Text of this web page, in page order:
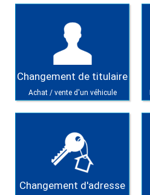
Changement de titulaire
Achat / vente d'un véhicule
Changement d'adresse